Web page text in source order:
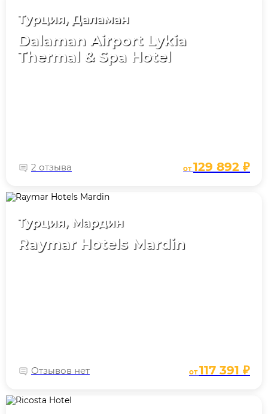
Турция, Даламан
Dalaman Airport Lykia
Thermal & Spa Hotel
2 отзыва от129 892 ₽
Турция, Мардин
Raymar Hotels Mardin
Отзывов нет от117 391 ₽